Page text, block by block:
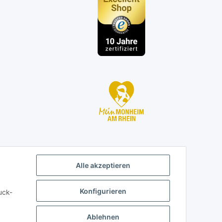
Alle akzeptieren
Konfigurieren
Ablehnen